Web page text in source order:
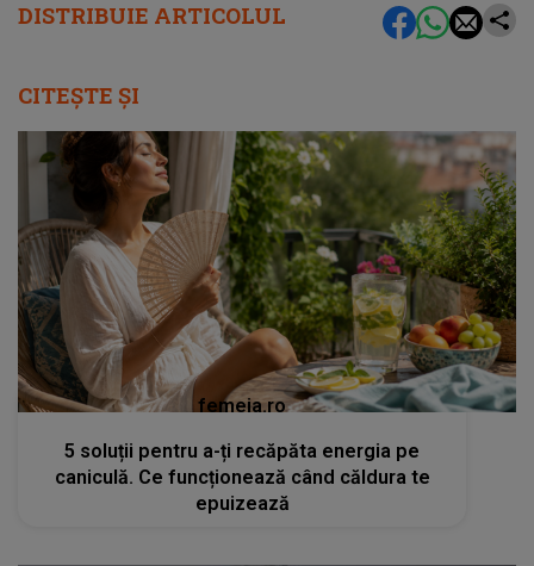
DISTRIBUIE ARTICOLUL
CITEȘTE ȘI
femeia.ro
5 soluții pentru a-ți recăpăta energia pe
caniculă. Ce funcționează când căldura te
epuizează